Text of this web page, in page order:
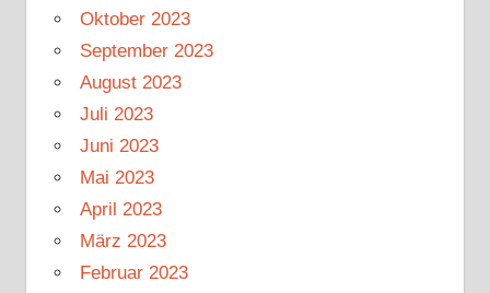
Oktober 2023
September 2023
August 2023
Juli 2023
Juni 2023
Mai 2023
April 2023
März 2023
Februar 2023